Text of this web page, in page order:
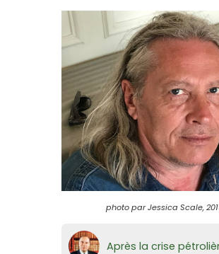
photo par Jessica Scale,
Après la crise